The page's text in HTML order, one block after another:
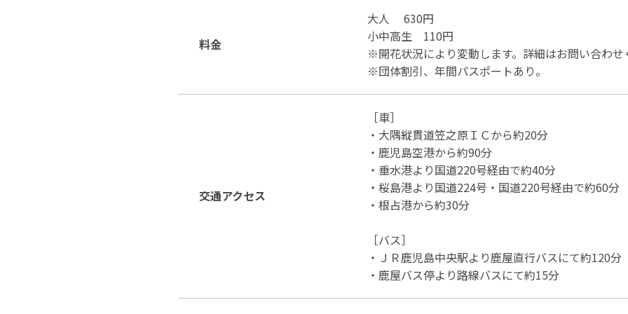
料金
大人 630円
小中高生 110円
※開花状況により変動します。詳細はお問い合わせ
※団体割引、年間パスポートあり。
交通アクセス
［車］
・大隅縦貫道笠之原ＩＣから約20分
・鹿児島空港から約90分
・垂水港より国道220号経由で約40分
・桜島港より国道224号・国道220号経由で約60分
・根占港から約30分
［バス］
・ＪＲ鹿児島中央駅より鹿屋直行バスにて約120分
・鹿屋バス停より路線バスにて約15分